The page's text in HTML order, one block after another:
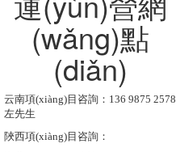
(wǎng)點
(diǎn)
云南項(xiàng)目咨詢：136 9875 2578
左先生
陜西項(xiàng)目咨詢：